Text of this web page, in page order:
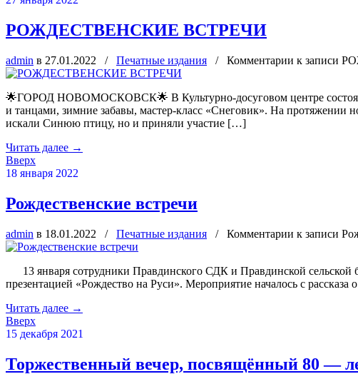
РОЖДЕСТВЕНСКИЕ ВСТРЕЧИ
admin в 27.01.2022 / Печатные издания / Комментарии к записи
🌟ГОРОД НОВОМОСКОВСК🌟 В Культурно-досуговом центре
и танцами, зимние забавы, мастер-класс «Снеговик». На протяжении
искали Синюю птицу, но и приняли участие […]
Читать далее →
Вверх
18 января 2022
Рождественские встречи
admin в 18.01.2022 / Печатные издания / Комментарии к записи
13 января сотрудники Правдинского СДК и Правдинской
презентацией «Рождество на Руси». Мероприятие началось с
Читать далее →
Вверх
15 декабря 2021
Торжественный вечер, посвящённый 80 —